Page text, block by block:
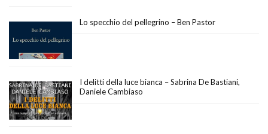
Lo specchio del pellegrino – Ben Pastor
I delitti della luce bianca – Sabrina De Bastiani,
Daniele Cambiaso